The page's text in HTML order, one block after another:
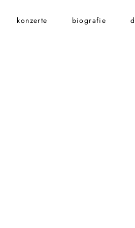
konzerte biografie